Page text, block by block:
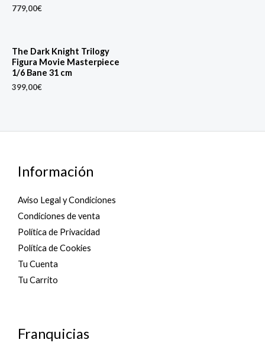
779,00€
The Dark Knight Trilogy
Figura Movie Masterpiece
1/6 Bane 31 cm
399,00€
Información
Aviso Legal y Condiciones
Condiciones de venta
Política de Privacidad
Política de Cookies
Tu Cuenta
Tu Carrito
Franquicias